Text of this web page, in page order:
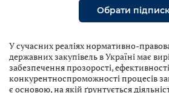
Обрати
У сучасних реаліях нормативно-
державних закупівель в Україні має
забезпечення прозорості,
конкурентноспроможності процесів
є основою, на якій ґрунтується